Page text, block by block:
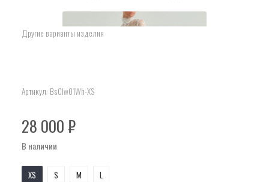
Другие варианты изделия
Артикул: BsClw01Wh-XS
28 000₽
В наличии
XS S M L